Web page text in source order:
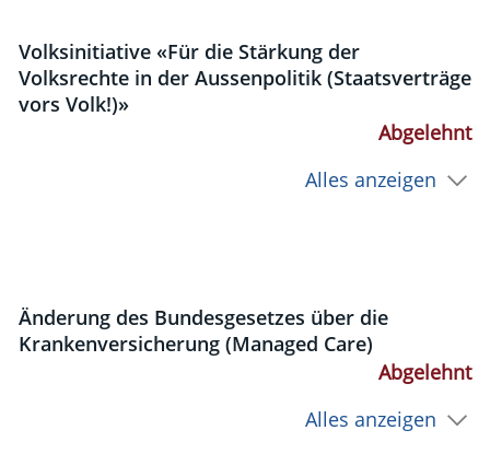
Volksinitiative «Für die Stärkung der
Volksrechte in der Aussenpolitik (Staatsverträge
vors Volk!)»
Abgelehnt
Alles anzeigen
Änderung des Bundesgesetzes über die
Krankenversicherung (Managed Care)
Abgelehnt
Alles anzeigen